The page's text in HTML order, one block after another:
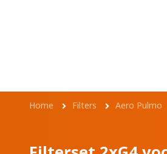
Filterset
Home Filters Aero Pulmo